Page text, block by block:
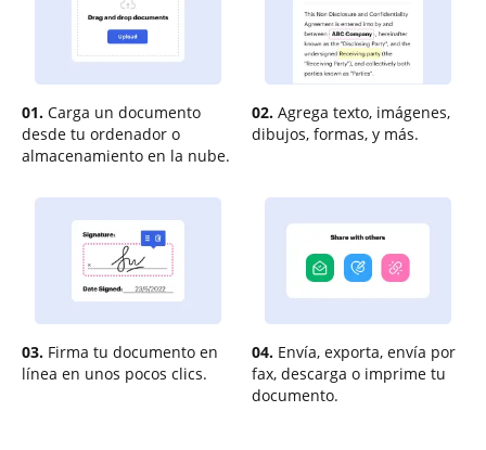
01. Carga un documento
desde tu ordenador o
almacenamiento en la nube.
02. Agrega texto, imágenes,
dibujos, formas, y más.
03. Firma tu documento en
línea en unos pocos clics.
04. Envía, exporta, envía por
fax, descarga o imprime tu
documento.